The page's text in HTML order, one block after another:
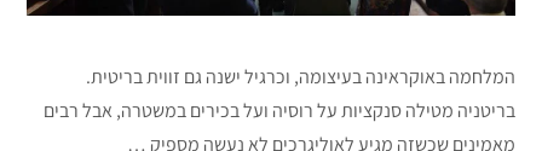
המלחמה באוקראינה בעיצומה, וכרגיל ישנה גם זווית בריטית.
בריטניה מטילה סנקציות על רוסיה ועל בכירים במשטרה, אבל רבים
מאמינים שכשזה מגיע לאוליגרכים לא נעשה מספיק …